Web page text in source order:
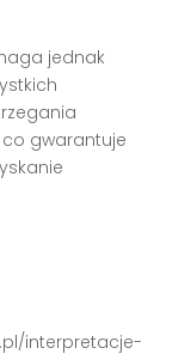
jednak
gwarantuje
interpretacje-